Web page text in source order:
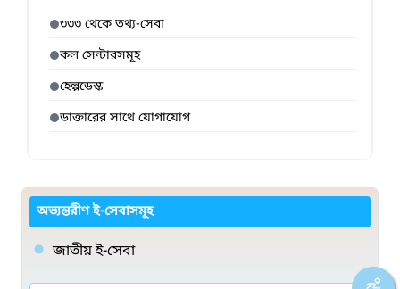
৩৩৩ থেকে তথ্য-সেবা
কল সেন্টারসমূহ
হেল্পডেস্ক
ডাক্তারের সাথে যোগাযোগ
অভ্যন্তরীণ ই-সেবাসমূহ
জাতীয় ই-সেবা